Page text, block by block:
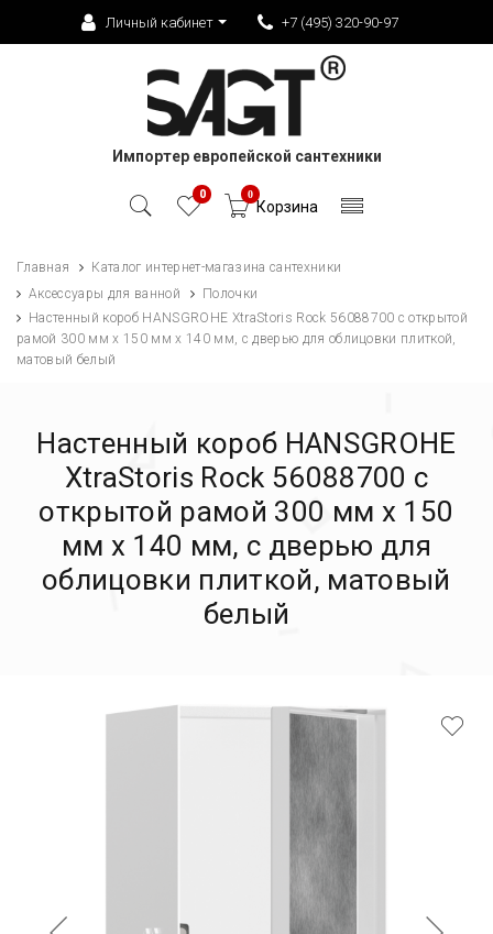
Личный кабинет +7 (495) 320-90-97
Импортер европейской сантехники
0 0
Корзина
Главная
Каталог интернет-магазина сантехники
Аксессуары для ванной
Полочки
Настенный короб HANSGROHE XtraStoris Rock 56088700 с открытой
рамой 300 мм х 150 мм х 140 мм, с дверью для облицовки плиткой,
матовый белый
Настенный короб HANSGROHE
XtraStoris Rock 56088700 с
открытой рамой 300 мм х 150
мм х 140 мм, с дверью для
облицовки плиткой, матовый
белый